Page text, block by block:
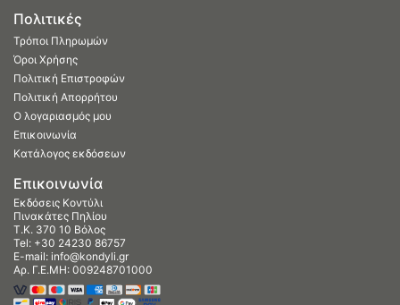
Πολιτικές
Τρόποι Πληρωμών
Όροι Χρήσης
Πολιτική Επιστροφών
Πολιτική Απορρήτου
Ο λογαριασμός μου
Επικοινωνία
Κατάλογος εκδόσεων
Επικοινωνία
Εκδόσεις Κοντύλι
Πινακάτες Πηλίου
Τ.Κ. 370 10 Βόλος
Tel: +30 24230 86757
E-mail: info@kondyli.gr
Αρ. Γ.Ε.ΜΗ: 009248701000